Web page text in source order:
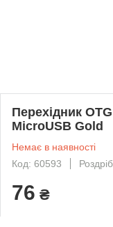
Перехідник
MicroUSB Gold
Немає в наявності
Код: 60593
Роздріб
76 ₴